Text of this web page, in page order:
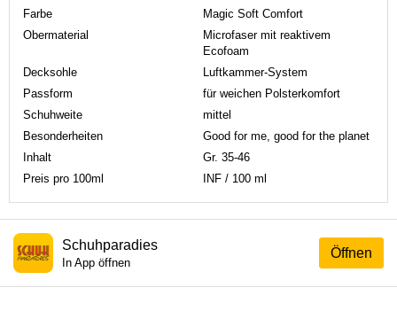
Farbe
Magic Soft Comfort
Obermaterial
Microfaser mit reaktivem
Ecofoam
Decksohle
Luftkammer-System
Passform
für weichen Polsterkomfort
Schuhweite
mittel
Besonderheiten
Good for me, good for the planet
Inhalt
Gr. 35-46
Preis pro 100ml
INF / 100 ml
Öffnen
Schuhparadies
In App öffnen